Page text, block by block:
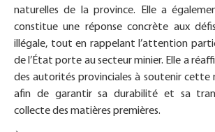
naturelles de la province. Elle a
constitue une réponse concrète aux
illégale, tout en rappelant l’attention
de l’État porte au secteur minier. Elle a
des autorités provinciales à soutenir cette
afin de garantir sa durabilité et sa
collecte des matières premières.